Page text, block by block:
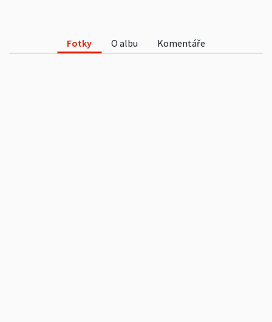
Fotky O albu Komentáře